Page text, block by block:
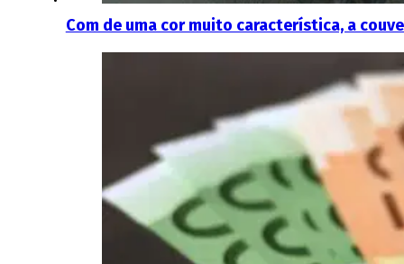
Com de uma cor muito característica, a